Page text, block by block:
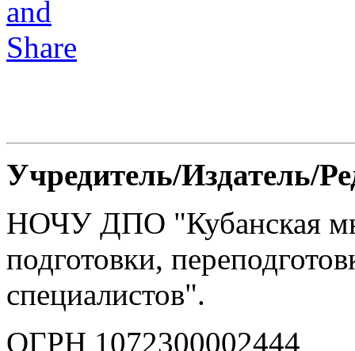
Учредитель/Издатель/
НОЧУ ДПО "Кубанская
подготовки,
специалистов".
ОГРН 1072300002444